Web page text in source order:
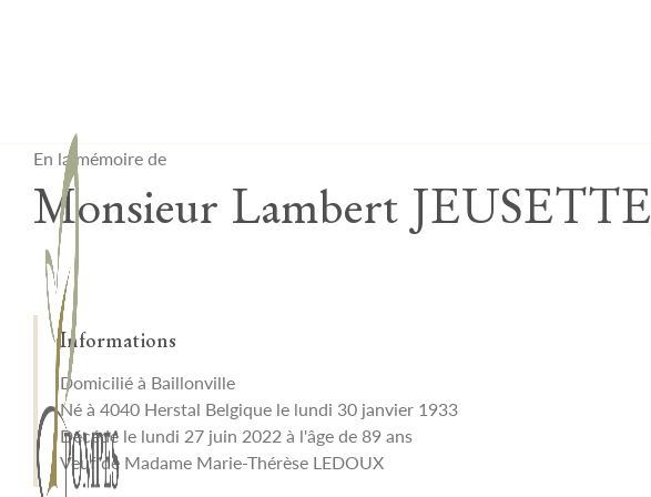
En la mémoire de
Monsieur Lambert JEUSETTE
Informations
Domicilié à Baillonville
Né à 4040 Herstal Belgique le lundi 30 janvier 1933
Décédé le lundi 27 juin 2022 à l'âge de 89 ans
Veuf de Madame Marie-Thérèse LEDOUX